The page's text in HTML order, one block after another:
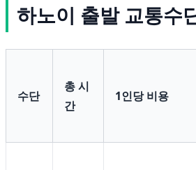
하노이 출발 교통수
수단
총 시
간
1인당 비용